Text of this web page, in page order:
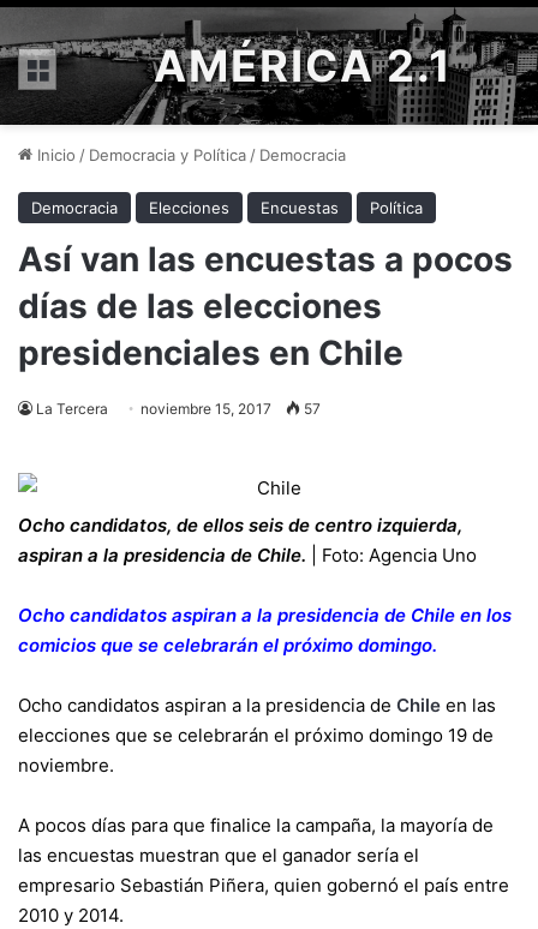
Menú AMÉRICA 2.1
Inicio / Democracia y Política / Democracia
Democracia Elecciones Encuestas Política
Así van las encuestas a pocos
días de las elecciones
presidenciales en Chile
La Tercera noviembre 15, 2017 57
Ocho candidatos, de ellos seis de centro izquierda,
aspiran a la presidencia de Chile.
Foto: Agencia Uno
Ocho candidatos aspiran a la presidencia de Chile en los
comicios que se celebrarán el próximo domingo.
Ocho candidatos aspiran a la presidencia de Chile en las
elecciones que se celebrarán el próximo domingo 19 de
noviembre.
A pocos días para que finalice la campaña, la mayoría de
las encuestas muestran que el ganador sería el
empresario Sebastián Piñera, quien gobernó el país entre
2010 y 2014.